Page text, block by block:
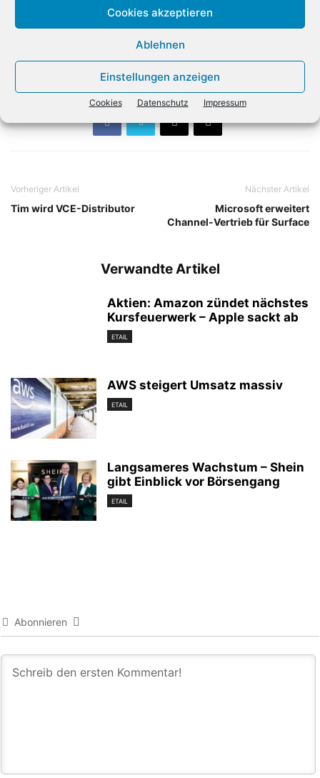
Cookies akzeptieren
Ablehnen
Einstellungen anzeigen
Cookies Datenschutz Impressum
Geschwindigkeit der Digitalkonzerne Schritt halten,
gleichzeitig aber gerichtsfeste Urteile vorlegen. «Da
könnten uns unter Umständen auch genauere Definitionen
an der einen oder anderen Stelle im Gesetz helfen.» (dpa)
Vorheriger Artikel
Tim wird VCE-Distributor
Nächster Artikel
Microsoft erweitert
Channel-Vertrieb für Surface
Verwandte Artikel
Aktien: Amazon zündet nächstes
Kursfeuerwerk – Apple sackt ab
ETAIL
AWS steigert Umsatz massiv
ETAIL
Langsameres Wachstum – Shein
gibt Einblick vor Börsengang
ETAIL
Abonnieren